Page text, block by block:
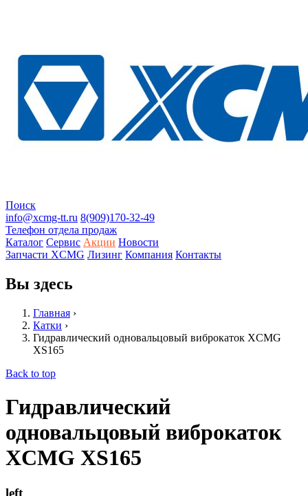
Поиск
info@xcmg-tt.ru 8(909)170-32-49
Телефон отдела продаж
Каталог Сервис Акции Новости
Запчасти XCMG Лизинг Компания Контакты
Вы здесь
Главная ›
Катки ›
Гидравлический одновальцовый виброкаток XCMG
XS165
Back to top
Гидравлический
одновальцовый виброкаток
XCMG XS165
left